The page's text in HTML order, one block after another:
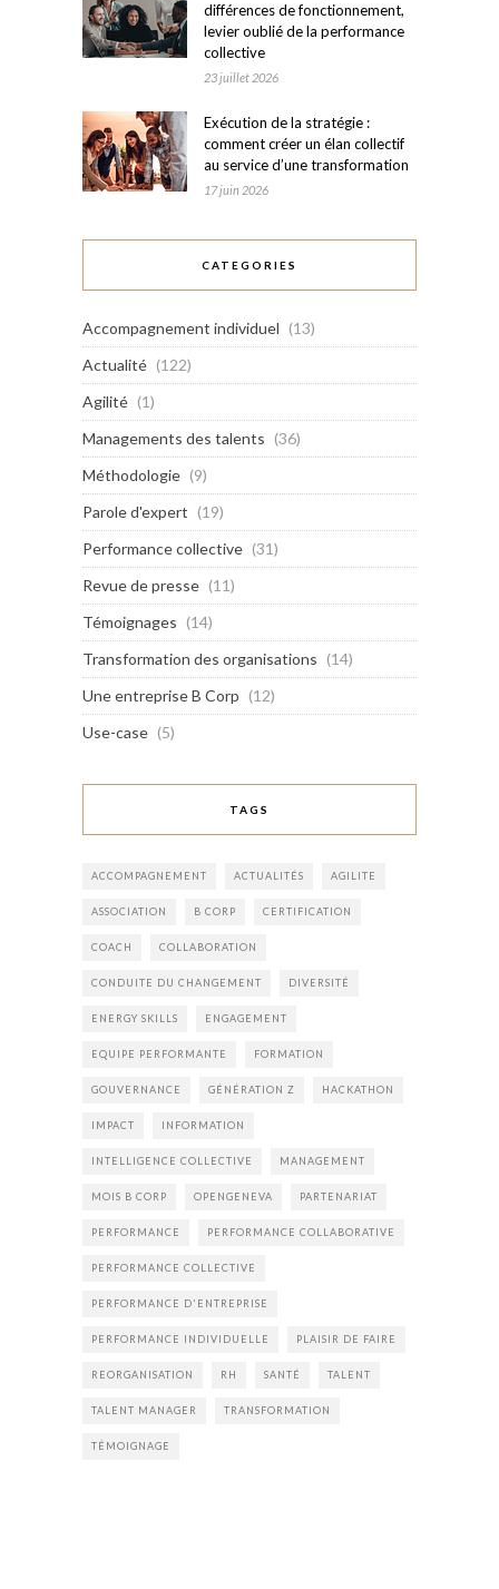
différences de fonctionnement,
levier oublié de la performance
collective
23 juillet 2026
Exécution de la stratégie :
comment créer un élan collectif
au service d’une transformation
17 juin 2026
CATEGORIES
Accompagnement individuel (13)
Actualité (122)
Agilité (1)
Managements des talents (36)
Méthodologie (9)
Parole d'expert (19)
Performance collective (31)
Revue de presse (11)
Témoignages (14)
Transformation des organisations (14)
Une entreprise B Corp (12)
Use-case (5)
TAGS
ACCOMPAGNEMENT ACTUALITÉS AGILITE
ASSOCIATION B CORP CERTIFICATION
COACH COLLABORATION
CONDUITE DU CHANGEMENT DIVERSITÉ
ENERGY SKILLS ENGAGEMENT
EQUIPE PERFORMANTE FORMATION
GOUVERNANCE GÉNÉRATION Z HACKATHON
IMPACT INFORMATION
INTELLIGENCE COLLECTIVE MANAGEMENT
MOIS B CORP OPENGENEVA PARTENARIAT
PERFORMANCE PERFORMANCE COLLABORATIVE
PERFORMANCE COLLECTIVE
PERFORMANCE D'ENTREPRISE
PERFORMANCE INDIVIDUELLE PLAISIR DE FAIRE
REORGANISATION RH SANTÉ TALENT
TALENT MANAGER TRANSFORMATION
TÉMOIGNAGE